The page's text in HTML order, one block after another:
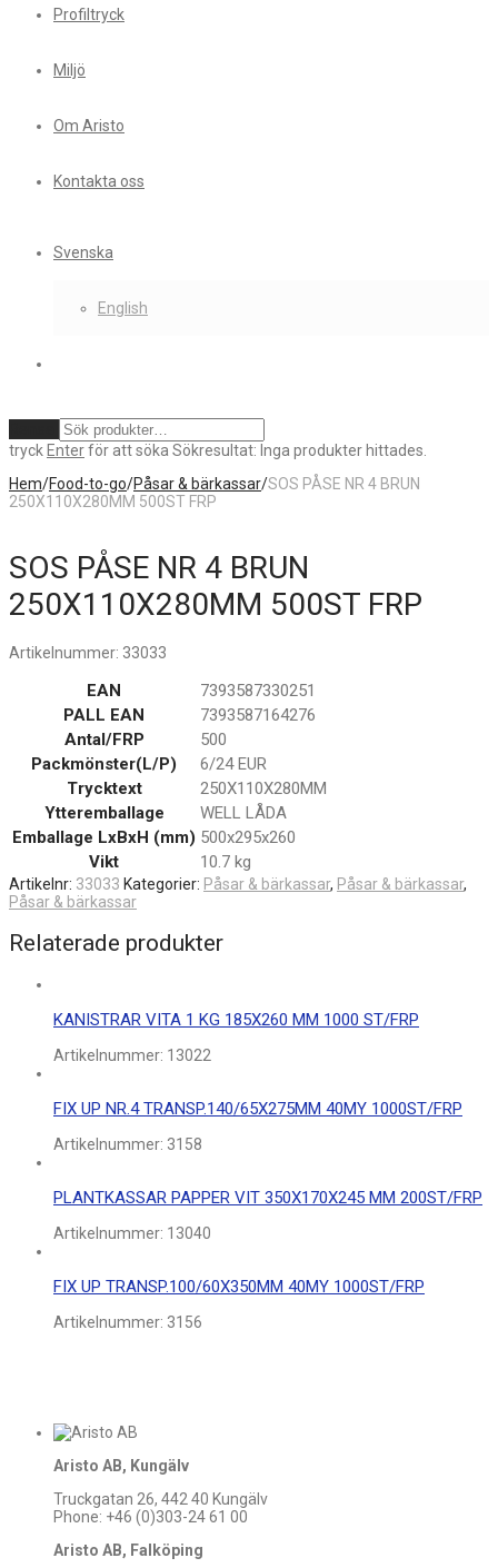
Profiltryck
Miljö
Om Aristo
Kontakta oss
Svenska
English
tryck Enterför att söka Sökresultat: Inga produkter hittades.
Hem/Food-to-go/Påsar & bärkassar/SOS PÅSE NR 4 BRUN
250X110X280MM 500ST FRP
SOS PÅSE NR 4 BRUN
250X110X280MM 500ST FRP
Artikelnummer: 33033
EAN
7393587330251
PALL EAN
7393587164276
Antal/FRP
500
Packmönster(L/P)
6/24 EUR
Trycktext
250X110X280MM
Ytteremballage
WELL LÅDA
Emballage LxBxH (mm) 500x295x260
Vikt
10.7 kg
Artikelnr: 33033 Kategorier: Påsar & bärkassar, Påsar & bärkassar,
Påsar & bärkassar
Relaterade produkter
KANISTRAR VITA 1 KG 185X260 MM 1000 ST/FRP
Artikelnummer: 13022
FIX UP NR.4 TRANSP.140/65X275MM 40MY 1000ST/FRP
Artikelnummer: 3158
PLANTKASSAR PAPPER VIT 350X170X245 MM 200ST/FRP
Artikelnummer: 13040
FIX UP TRANSP.100/60X350MM 40MY 1000ST/FRP
Artikelnummer: 3156
Aristo AB, Kungälv
Truckgatan 26, 442 40 Kungälv
Phone: +46 (0)303-24 61 00
Aristo AB, Falköping